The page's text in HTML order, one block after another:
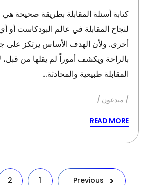
كتابة أسئلة المقابلة بطريقة صحيحة هي
لنجاح المقابلة في عالم البودكاست أو
أخرى. ولأن الهدف الأساس يرتكز على
بالراحة ويكشف أموراً لم يقلها من قبل،
المقابلة طبيعية والمحادثة…
مبدعون
READ MORE
تعدد
Previous
1
2